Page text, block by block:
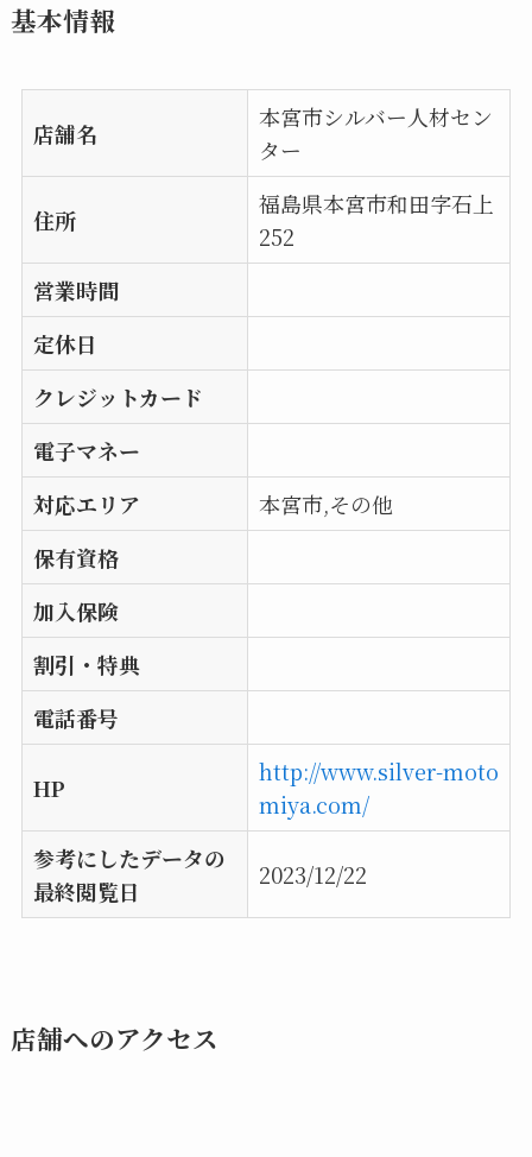
基本情報
店舗名
本宮市シルバー人材セン
ター
住所
福島県本宮市和田字石上
252
営業時間
定休日
クレジットカード
電子マネー
対応エリア
本宮市,その他
保有資格
加入保険
割引・特典
電話番号
HP
http://www.silver-moto
miya.com/
参考にしたデータの
最終閲覧日
2023/12/22
店舗へのアクセス